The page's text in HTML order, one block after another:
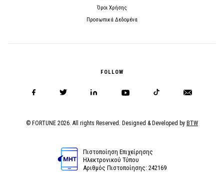
Όροι Χρήσης
Προσωπικά Δεδομένα
FOLLOW
© FORTUNE 2026. All rights Reserved. Designed & Developed by BTW
Πιστοποίηση Επιχείρησης
Ηλεκτρονικού Τύπου
Αριθμός Πιστοποίησης: 242169